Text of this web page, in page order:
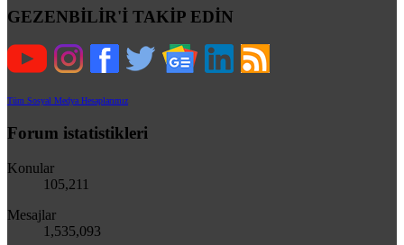
GEZENBİLİR'İ TAKİP EDİN
Tüm Sosyal Medya Hesaplarımız
Forum istatistikleri
Konular
105,211
Mesajlar
1,535,093